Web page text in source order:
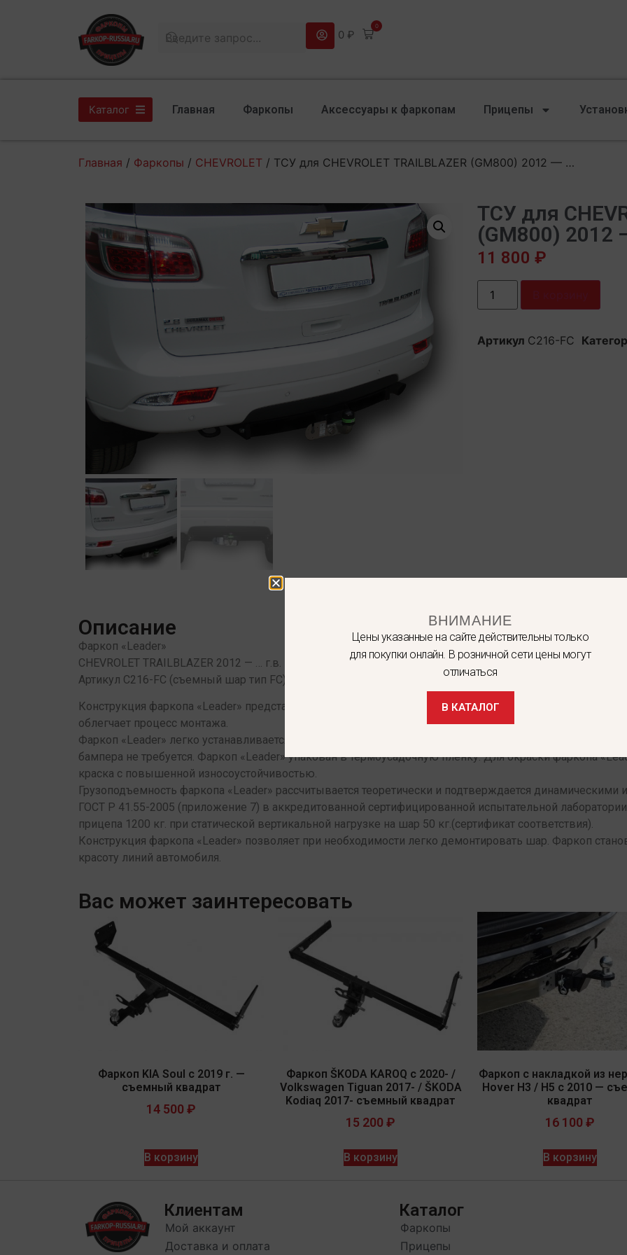
0 ₽
0
Каталог Главная Фаркопы Аксессуары к фаркопам Прицепы
Главная / Фаркопы / CHEVROLET / ТСУ для CHEVROLET TRAILBLAZER (GM800) 2012 — …
ТСУ для
(GM800) 2012
11 800 ₽
Артикул C216-FC
Описание
Фаркоп «Leader»
CHEVROLET TRAILBLAZER 2012 — … г.в.
Артикул C216-FC (съемный шар тип FC)
Конструкция фаркопа «Leader» представляет собой разборный вариант, что позволяет экономить
облегчает процесс монтажа.
Фаркоп «Leader» легко устанавливается на штатные отверстия автомо-биля , предусмотренные
бампера не требуется. Фаркоп «Leader» упакован в термоусадочную пленку. Для окраски фаркопа
краска с повышенной износоустойчивостью.
Грузоподъемность фаркопа «Leader» рассчитывается теоретически и подтверждается
ГОСТ Р 41.55-2005 (приложение 7) в аккредитованной сертифицированной испытательной
прицепа 1200 кг. при статической вертикальной нагрузке на шар 50 кг.(сертификат соответствия).
Конструкция фаркопа «Leader» позволяет при необходимости легко демонтировать шар. Фаркоп
красоту линий автомобиля.
Вас может заинтересовать
Фаркоп KIA Soul с 2019 г. —
съемный квадрат
14 500 ₽
В корзину
Фаркоп ŠKODA KAROQ с 2020- /
Volkswagen Tiguan 2017- / ŠKODA
Kodiaq 2017- съемный квадрат
15 200 ₽
В корзину
Фаркоп c накладкой из
Hover H3 / H5 с 2010 —
квадрат
16 100 ₽
В корзину
Клиентам
Мой аккаунт
Доставка и оплата
Каталог
Фаркопы
Прицепы
ВНИМАНИЕ
Цены указанные на сайте действительны только
для покупки онлайн. В розничной сети цены могут
отличаться
В КАТАЛОГ